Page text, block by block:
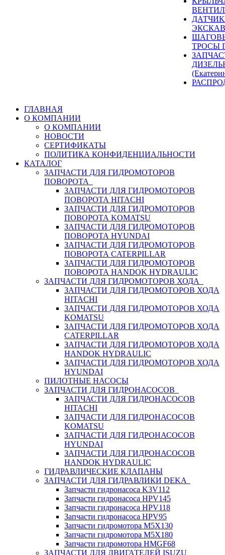
ТРОСЫ
ГЛАВНАЯ
О КОМПАНИИ
О КОМПАНИИ
НОВОСТИ
СЕРТИФИКАТЫ
ПОЛИТИКА КОНФИДЕНЦИАЛЬНОСТИ
КАТАЛОГ
ЗАПЧАСТИ ДЛЯ ГИДРОМОТОРОВ
ПОВОРОТА
ЗАПЧАСТИ ДЛЯ ГИДРОМОТОРОВ
ПОВОРОТА HITACHI
ЗАПЧАСТИ ДЛЯ ГИДРОМОТОРОВ
ПОВОРОТА KOMATSU
ЗАПЧАСТИ ДЛЯ ГИДРОМОТОРОВ
ПОВОРОТА HYUNDAI
ЗАПЧАСТИ ДЛЯ ГИДРОМОТОРОВ
ПОВОРОТА CATERPILLAR
ЗАПЧАСТИ ДЛЯ ГИДРОМОТОРОВ
ПОВОРОТА HANDOK HYDRAULIC
ЗАПЧАСТИ ДЛЯ ГИДРОМОТОРОВ ХОДА
ЗАПЧАСТИ ДЛЯ ГИДРОМОТОРОВ ХОДА
HITACHI
ЗАПЧАСТИ ДЛЯ ГИДРОМОТОРОВ ХОДА
KOMATSU
ЗАПЧАСТИ ДЛЯ ГИДРОМОТОРОВ ХОДА
CATERPILLAR
ЗАПЧАСТИ ДЛЯ ГИДРОМОТОРОВ ХОДА
HANDOK HYDRAULIC
ЗАПЧАСТИ ДЛЯ ГИДРОМОТОРОВ ХОДА
HYUNDAI
ПИЛОТНЫЕ НАСОСЫ
ЗАПЧАСТИ ДЛЯ ГИДРОНАСОСОВ
ЗАПЧАСТИ ДЛЯ ГИДРОНАСОСОВ
HITACHI
ЗАПЧАСТИ ДЛЯ ГИДРОНАСОСОВ
KOMATSU
ЗАПЧАСТИ ДЛЯ ГИДРОНАСОСОВ
HYUNDAI
ЗАПЧАСТИ ДЛЯ ГИДРОНАСОСОВ
HANDOK HYDRAULIC
ГИДРАВЛИЧЕСКИЕ КЛАПАНЫ
ЗАПЧАСТИ ДЛЯ ГИДРАВЛИКИ DEKA
Запчасти гидронасоса K3V112
Запчасти гидронасоса HPV145
Запчасти гидронасоса HPV118
Запчасти гидронасоса HPV95
Запчасти гидромотора M5X130
Запчасти гидромотора M5X180
Запчасти гидромотора HMGF68
ЗАПЧАСТИ ДЛЯ ДВИГАТЕЛЕЙ ISUZU